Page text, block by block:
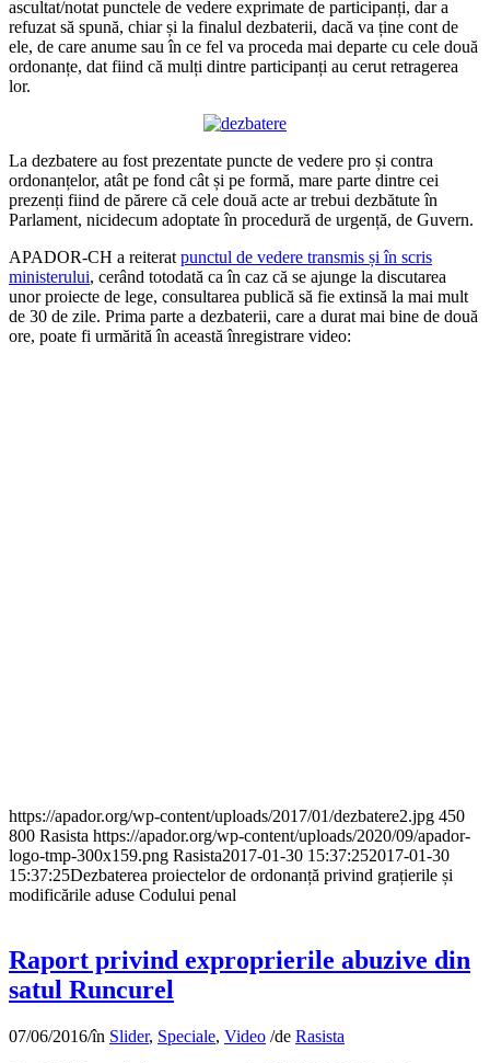
ascultat/notat punctele de vedere exprimate de participanți, dar a
refuzat să spună, chiar și la finalul dezbaterii, dacă va ține cont de
ele, de care anume sau în ce fel va proceda mai departe cu cele două
ordonanțe, dat fiind că mulți dintre participanți au cerut retragerea
lor.
La dezbatere au fost prezentate puncte de vedere pro și contra
ordonanțelor, atât pe fond cât și pe formă, mare parte dintre cei
prezenți fiind de părere că cele două acte ar trebui dezbătute în
Parlament, nicidecum adoptate în procedură de urgență, de Guvern.
APADOR-CH a reiterat punctul de vedere transmis și în scris
ministerului, cerând totodată ca în caz că se ajunge la discutarea
unor proiecte de lege, consultarea publică să fie extinsă la mai mult
de 30 de zile. Prima parte a dezbaterii, care a durat mai bine de două
ore, poate fi urmărită în această înregistrare video:
https://apador.org/wp-content/uploads/2017/01/dezbatere2.jpg 450
800 Rasista https://apador.org/wp-content/uploads/2020/09/apador-
logo-tmp-300x159.png Rasista2017-01-30 15:37:252017-01-30
15:37:25Dezbaterea proiectelor de ordonanță privind grațierile și
modificările aduse Codului penal
Raport privind exproprierile abuzive din
satul Runcurel
07/06/2016/în Slider, Speciale, Video /de Rasista